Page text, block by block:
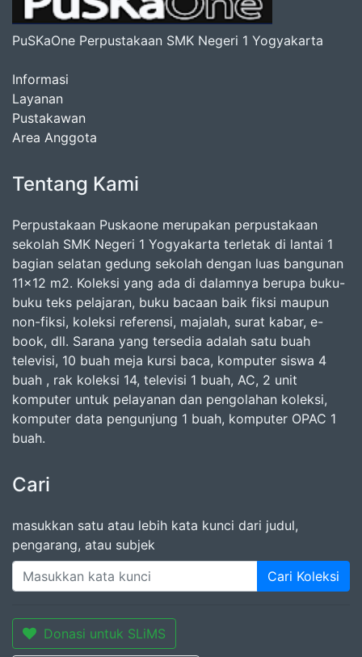
PuSKaOne Perpustakaan SMK Negeri 1 Yogyakarta
Informasi
Layanan
Pustakawan
Area Anggota
Tentang Kami
Perpustakaan Puskaone merupakan perpustakaan
sekolah SMK Negeri 1 Yogyakarta terletak di lantai 1
bagian selatan gedung sekolah dengan luas bangunan
11x12 m2. Koleksi yang ada di dalamnya berupa buku-
buku teks pelajaran, buku bacaan baik fiksi maupun
non-fiksi, koleksi referensi, majalah, surat kabar, e-
book, dll. Sarana yang tersedia adalah satu buah
televisi, 10 buah meja kursi baca, komputer siswa 4
buah , rak koleksi 14, televisi 1 buah, AC, 2 unit
komputer untuk pelayanan dan pengolahan koleksi,
komputer data pengunjung 1 buah, komputer OPAC 1
buah.
Cari
masukkan satu atau lebih kata kunci dari judul,
pengarang, atau subjek
Cari Koleksi
Donasi untuk SLiMS